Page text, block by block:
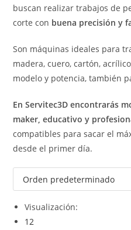
buscan realizar trabajos de
corte con buena precisión y
Son máquinas ideales para
madera, cuero, cartón,
modelo y potencia, también
En Servitec3D encontrarás
maker, educativo y
compatibles para sacar el
desde el primer día.
Visualización:
12